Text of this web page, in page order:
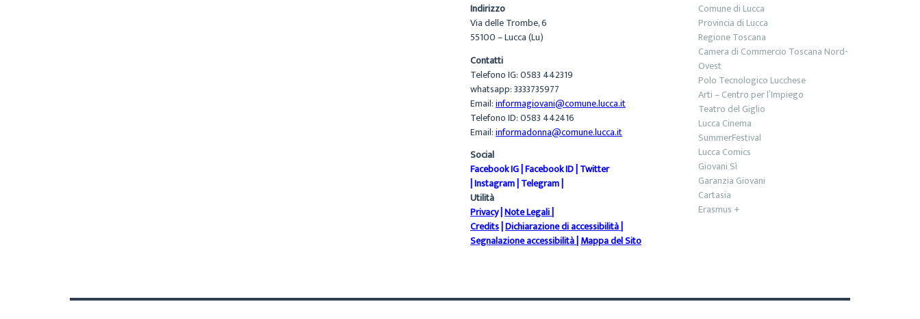
Indirizzo
Via delle Trombe, 6
55100 – Lucca (Lu)
Contatti
Telefono IG: 0583 442319
whatsapp: 3333735977
Email:informagiovani@comune.lucca.it
Telefono ID: 0583 442416
Email:informadonna@comune.lucca.it
Social
Facebook IG|Facebook ID|Twitter
|Instagram|Telegram|
Utilità
Privacy|Note Legali|
Credits|Dichiarazione di accessibilità|
Segnalazione accessibilità|Mappa del Sito
Comune di Lucca
Provincia di Lucca
Regione Toscana
Camera di Commercio Toscana Nord-
Ovest
Polo Tecnologico Lucchese
Arti – Centro per l’Impiego
Teatro del Giglio
Lucca Cinema
SummerFestival
Lucca Comics
Giovani Sì
Garanzia Giovani
Cartasia
Erasmus +